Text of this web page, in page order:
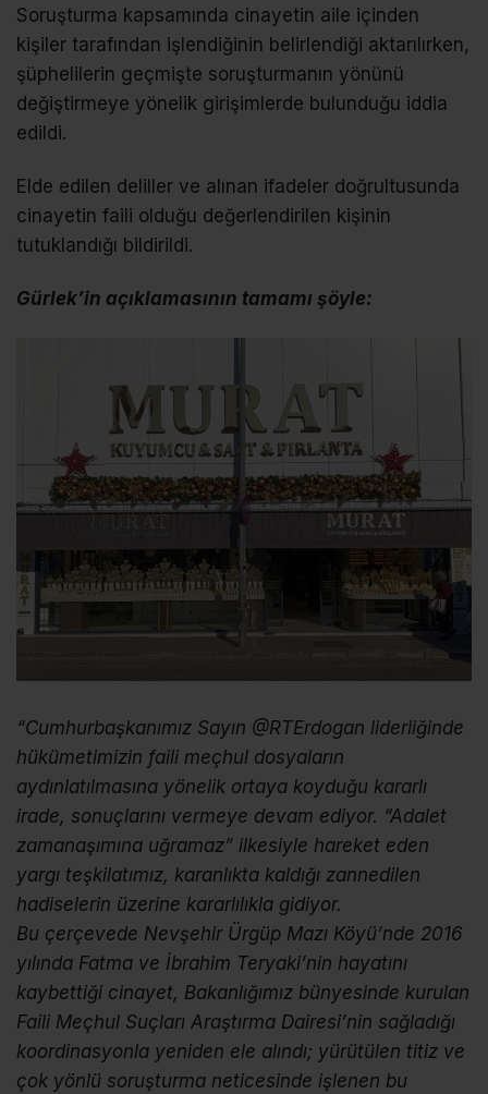
Soruşturma kapsamında cinayetin aile içinden
kişiler tarafından işlendiğinin belirlendiği aktarılırken,
şüphelilerin geçmişte soruşturmanın yönünü
değiştirmeye yönelik girişimlerde bulunduğu iddia
edildi.
Elde edilen deliller ve alınan ifadeler doğrultusunda
cinayetin faili olduğu değerlendirilen kişinin
tutuklandığı bildirildi.
Gürlek’in açıklamasının tamamı şöyle:
“Cumhurbaşkanımız Sayın @RTErdogan liderliğinde
hükümetimizin faili meçhul dosyaların
aydınlatılmasına yönelik ortaya koyduğu kararlı
irade, sonuçlarını vermeye devam ediyor. “Adalet
zamanaşımına uğramaz” ilkesiyle hareket eden
yargı teşkilatımız, karanlıkta kaldığı zannedilen
hadiselerin üzerine kararlılıkla gidiyor.
Bu çerçevede Nevşehir Ürgüp Mazı Köyü’nde 2016
yılında Fatma ve İbrahim Teryaki’nin hayatını
kaybettiği cinayet, Bakanlığımız bünyesinde kurulan
Faili Meçhul Suçları Araştırma Dairesi’nin sağladığı
koordinasyonla yeniden ele alındı; yürütülen titiz ve
çok yönlü soruşturma neticesinde işlenen bu